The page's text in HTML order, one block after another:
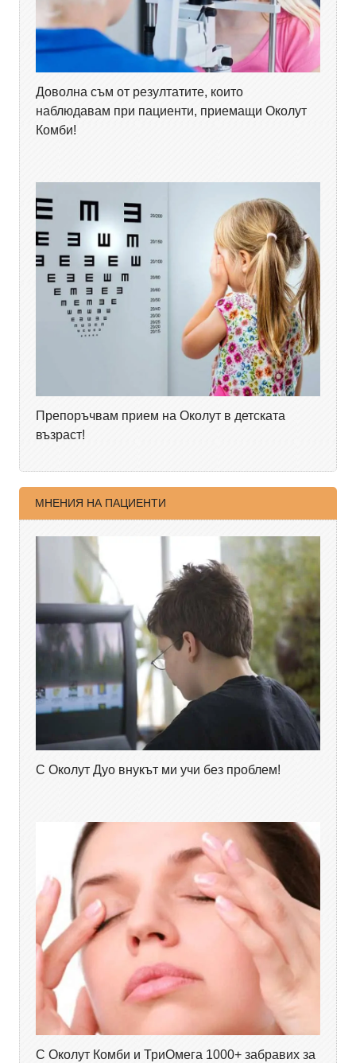
Доволна съм от резултатите, които
наблюдавам при пациенти, приемащи Околут
Комби!
Препоръчвам прием на Околут в детската
възраст!
МНЕНИЯ НА ПАЦИЕНТИ
С Околут Дуо внукът ми учи без проблем!
С Околут Комби и ТриОмега 1000+ забравих за